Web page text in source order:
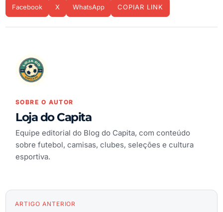
Facebook X WhatsApp COPIAR LINK
SOBRE O AUTOR
Loja do Capita
Equipe editorial do Blog do Capita, com conteúdo
sobre futebol, camisas, clubes, seleções e cultura
esportiva.
ARTIGO ANTERIOR